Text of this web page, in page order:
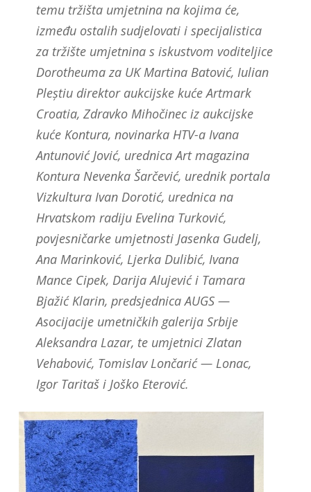
temu tržišta umjetnina na kojima će,
između ostalih sudjelovati i specijalistica
za tržište umjetnina s iskustvom voditeljice
Dorotheuma za UK Martina Batović, Iulian
Pleștiu direktor aukcijske kuće Artmark
Croatia, Zdravko Mihočinec iz aukcijske
kuće Kontura, novinarka HTV-a Ivana
Antunović Jović, urednica Art magazina
Kontura Nevenka Šarčević, urednik portala
Vizkultura Ivan Dorotić, urednica na
Hrvatskom radiju Evelina Turković,
povjesničarke umjetnosti Jasenka Gudelj,
Ana Marinković, Ljerka Dulibić, Ivana
Mance Cipek, Darija Alujević i Tamara
Bjažić Klarin, predsjednica AUGS —
Asocijacije umetničkih galerija Srbije
Aleksandra Lazar, te umjetnici Zlatan
Vehabović, Tomislav Lončarić — Lonac,
Igor Taritaš i Joško Eterović.